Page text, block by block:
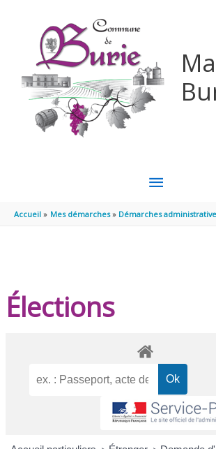
MENU
Accueil Mes démarches Démarches
Élections